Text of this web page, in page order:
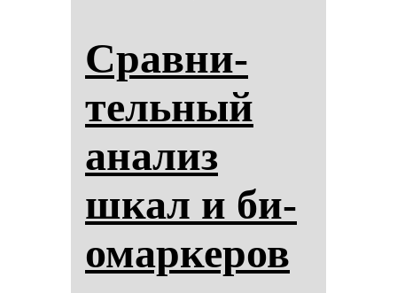
Срав­ни­
тель­ный
ана­лиз
шкал и би­
омар­ке­ров